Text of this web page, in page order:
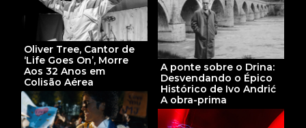
Oliver Tree, Cantor de
‘Life Goes On’, Morre
Aos 32 Anos em
Colisão Aérea
A ponte sobre o Drina:
Desvendando o Épico
Histórico de Ivo Andrić
A obra-prima